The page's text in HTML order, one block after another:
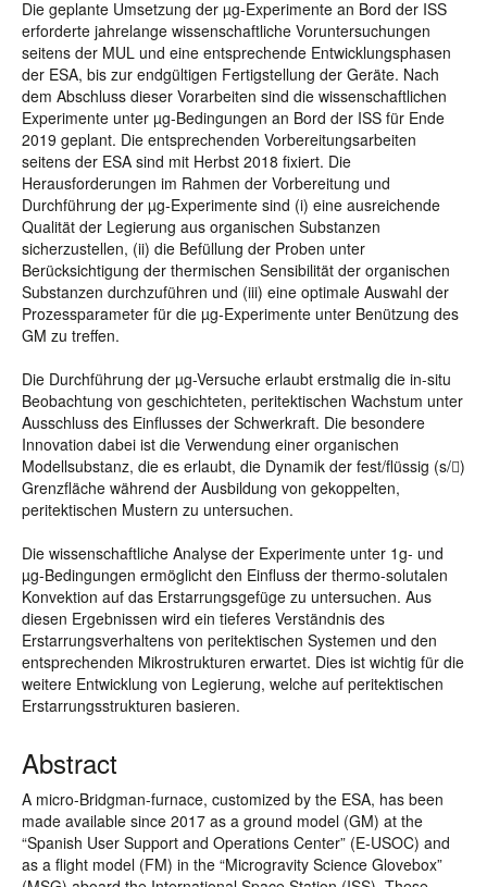
Die geplante Umsetzung der µg-Experimente an Bord der ISS
erforderte jahrelange wissenschaftliche Voruntersuchungen
seitens der MUL und eine entsprechende Entwicklungsphasen
der ESA, bis zur endgültigen Fertigstellung der Geräte. Nach
dem Abschluss dieser Vorarbeiten sind die wissenschaftlichen
Experimente unter µg-Bedingungen an Bord der ISS für Ende
2019 geplant. Die entsprechenden Vorbereitungsarbeiten
seitens der ESA sind mit Herbst 2018 fixiert. Die
Herausforderungen im Rahmen der Vorbereitung und
Durchführung der µg-Experimente sind (i) eine ausreichende
Qualität der Legierung aus organischen Substanzen
sicherzustellen, (ii) die Befüllung der Proben unter
Berücksichtigung der thermischen Sensibilität der organischen
Substanzen durchzuführen und (iii) eine optimale Auswahl der
Prozessparameter für die µg-Experimente unter Benützung des
GM zu treffen.
Die Durchführung der µg-Versuche erlaubt erstmalig die in-situ
Beobachtung von geschichteten, peritektischen Wachstum unter
Ausschluss des Einflusses der Schwerkraft. Die besondere
Innovation dabei ist die Verwendung einer organischen
Modellsubstanz, die es erlaubt, die Dynamik der fest/flüssig (s/)
Grenzfläche während der Ausbildung von gekoppelten,
peritektischen Mustern zu untersuchen.
Die wissenschaftliche Analyse der Experimente unter 1g- und
µg-Bedingungen ermöglicht den Einfluss der thermo-solutalen
Konvektion auf das Erstarrungsgefüge zu untersuchen. Aus
diesen Ergebnissen wird ein tieferes Verständnis des
Erstarrungsverhaltens von peritektischen Systemen und den
entsprechenden Mikrostrukturen erwartet. Dies ist wichtig für die
weitere Entwicklung von Legierung, welche auf peritektischen
Erstarrungsstrukturen basieren.
Abstract
A micro-Bridgman-furnace, customized by the ESA, has been
made available since 2017 as a ground model (GM) at the
“Spanish User Support and Operations Center” (E-USOC) and
as a flight model (FM) in the “Microgravity Science Glovebox”